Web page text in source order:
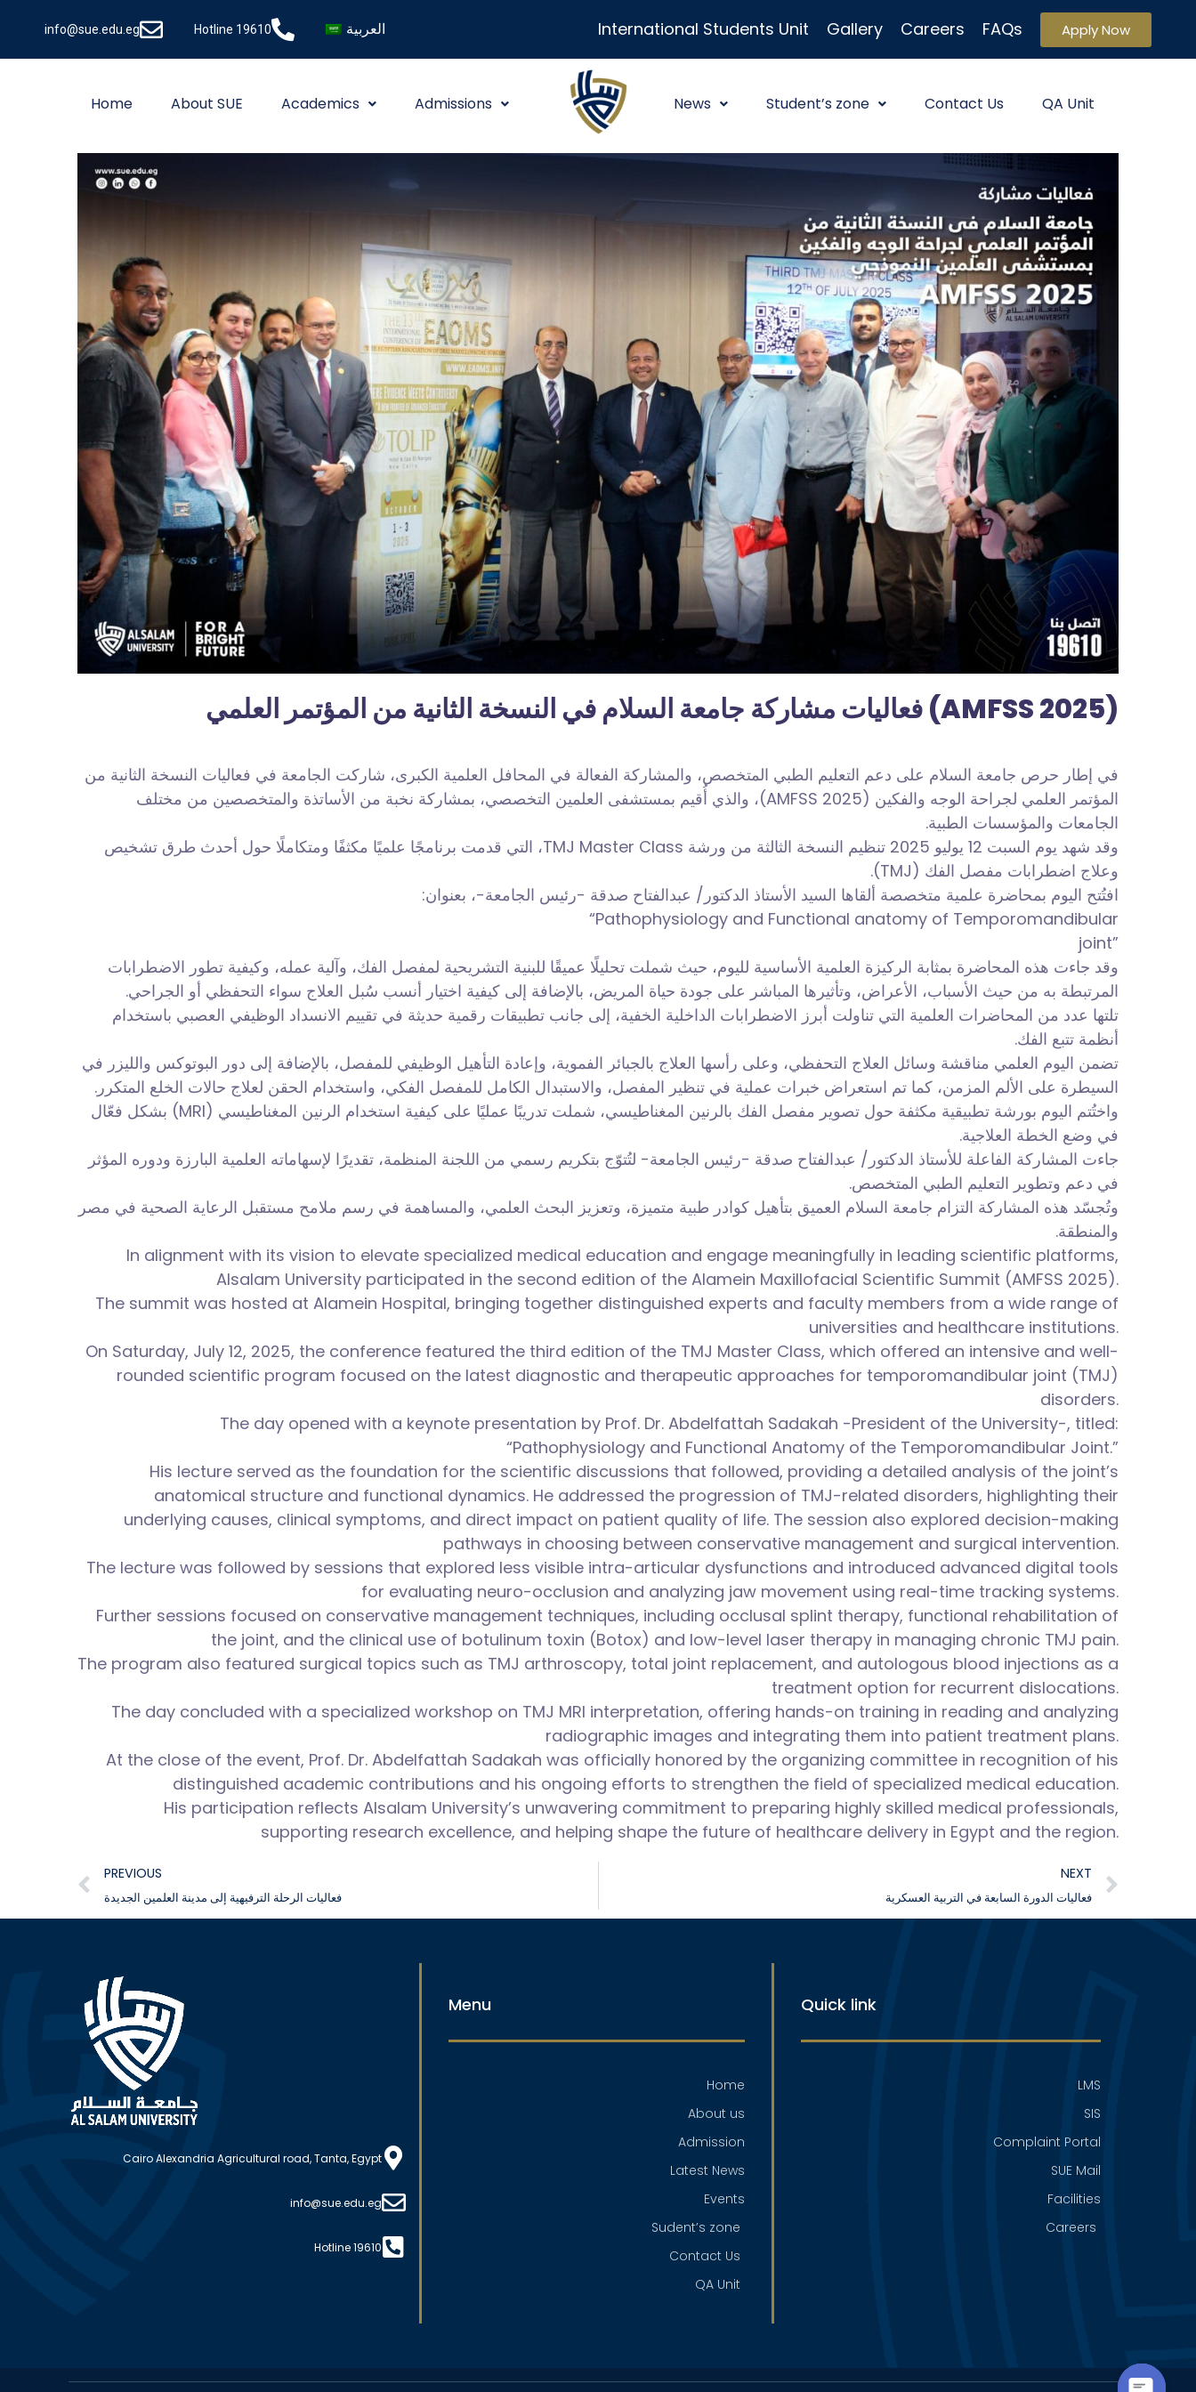
info@sue.edu.eg Hotline 19610 العربية International Students Unit Gallery Careers FAQs Apply Now
Home About SUE Academics Admissions News Student’s zone Contact Us QA Unit
فعاليات مشاركة جامعة السلام في النسخة الثانية من المؤتمر العلمي (AMFSS 2025)
في إطار حرص جامعة السلام على دعم التعليم الطبي المتخصص، والمشاركة الفعالة في المحافل العلمية الكبرى، شاركت الجامعة في فعاليات النسخة الثانية من
المؤتمر العلمي لجراحة
الوجه والفكين (AMFSS 2025)، والذي أُقيم بمستشفى العلمين التخصصي، بمشاركة نخبة من الأساتذة والمتخصصين من مختلف
الجامعات والمؤسسات الطبية.
وقد شهد يوم السبت 12 يوليو 2025 تنظيم النسخة الثالثة من ورشة TMJ Master Class، التي قدمت برنامجًا علميًا مكثفًا ومتكاملًا حول أحدث طرق تشخيص
وعلاج اضطرابات مفصل الفك (TMJ).
افتُتح اليوم بمحاضرة علمية متخصصة ألقاها السيد الأستاذ الدكتور/ عبدالفتاح صدقة -رئيس الجامعة-، بعنوان:
“Pathophysiology and Functional anatomy of Temporomandibular
joint”
وقد جاءت هذه المحاضرة بمثابة الركيزة العلمية الأساسية لليوم، حيث شملت تحليلًا عميقًا للبنية التشريحية لمفصل الفك، وآلية عمله، وكيفية تطور الاضطرابات
المرتبطة به من حيث الأسباب، الأعراض، وتأثيرها المباشر على جودة حياة المريض، بالإضافة إلى كيفية اختيار أنسب سُبل العلاج سواء التحفظي أو الجراحي.
تلتها عدد من المحاضرات العلمية التي تناولت أبرز الاضطرابات الداخلية الخفية، إلى جانب تطبيقات رقمية حديثة في تقييم الانسداد الوظيفي العصبي باستخدام
أنظمة تتبع الفك.
تضمن اليوم العلمي مناقشة وسائل العلاج التحفظي، وعلى رأسها العلاج بالجبائر الفموية، وإعادة التأهيل الوظيفي للمفصل، بالإضافة إلى دور البوتوكس والليزر في
السيطرة على الألم المزمن، كما تم استعراض خبرات عملية في تنظير المفصل، والاستبدال الكامل للمفصل الفكي، واستخدام الحقن لعلاج حالات الخلع المتكرر.
واختُتم اليوم بورشة تطبيقية مكثفة حول تصوير مفصل الفك بالرنين المغناطيسي، شملت تدريبًا عمليًا على كيفية استخدام الرنين المغناطيسي (MRI) بشكل فعّال
في وضع الخطة العلاجية.
جاءت المشاركة الفاعلة للأستاذ الدكتور/ عبدالفتاح صدقة -رئيس الجامعة- لتُتوّج بتكريم رسمي من اللجنة المنظمة، تقديرًا لإسهاماته العلمية البارزة ودوره المؤثر
في دعم وتطوير التعليم الطبي المتخصص.
وتُجسّد هذه المشاركة التزام جامعة السلام العميق بتأهيل كوادر طبية متميزة، وتعزيز البحث العلمي، والمساهمة في رسم ملامح مستقبل الرعاية الصحية في مصر
والمنطقة.
In alignment with its vision to elevate specialized medical education and engage meaningfully in leading scientific platforms,
Alsalam University participated in the second edition of the Alamein Maxillofacial Scientific Summit (AMFSS 2025).
The summit was hosted at Alamein Hospital, bringing together distinguished experts and faculty members from a wide range of
universities and healthcare institutions.
On Saturday, July 12, 2025, the conference featured the third edition of the TMJ Master Class, which offered an intensive and well-
rounded scientific program focused on the latest diagnostic and therapeutic approaches for temporomandibular joint (TMJ)
disorders.
The day opened with a keynote presentation by Prof. Dr. Abdelfattah Sadakah -President of the University-, titled:
“Pathophysiology and Functional Anatomy of the Temporomandibular Joint.”
His lecture served as the foundation for the scientific discussions that followed, providing a detailed analysis of the joint’s
anatomical structure and functional dynamics. He addressed the progression of TMJ-related disorders, highlighting their
underlying causes, clinical symptoms, and direct impact on patient quality of life. The session also explored decision-making
pathways in choosing between conservative management and surgical intervention.
The lecture was followed by sessions that explored less visible intra-articular dysfunctions and introduced advanced digital tools
for evaluating neuro-occlusion and analyzing jaw movement using real-time tracking systems.
Further sessions focused on conservative management techniques, including occlusal splint therapy, functional rehabilitation of
the joint, and the clinical use of botulinum toxin (Botox) and low-level laser therapy in managing chronic TMJ pain.
The program also featured surgical topics such as TMJ arthroscopy, total joint replacement, and autologous blood injections as a
treatment option for recurrent dislocations.
The day concluded with a specialized workshop on TMJ MRI interpretation, offering hands-on training in reading and analyzing
radiographic images and integrating them into patient treatment plans.
At the close of the event, Prof. Dr. Abdelfattah Sadakah was officially honored by the organizing committee in recognition of his
distinguished academic contributions and his ongoing efforts to strengthen the field of specialized medical education.
His participation reflects Alsalam University’s unwavering commitment to preparing highly skilled medical professionals,
supporting research excellence, and helping shape the future of healthcare delivery in Egypt and the region.
PREVIOUS
فعاليات الرحلة الترفيهية إلى مدينة العلمين الجديدة
NEXT
فعاليات الدورة السابعة في التربية العسكرية
Cairo Alexandria Agricultural road, Tanta, Egypt
info@sue.edu.eg
Hotline 19610
Menu
Home
About us
Admission
Latest News
Events
Sudent’s zone
Contact Us
QA Unit
Quick link
LMS
SIS
Complaint Portal
SUE Mail
Facilities
Careers